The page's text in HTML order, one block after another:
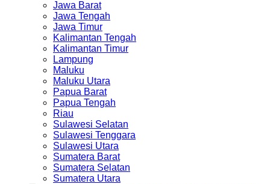
Jawa Barat
Jawa Tengah
Jawa Timur
Kalimantan Tengah
Kalimantan Timur
Lampung
Maluku
Maluku Utara
Papua Barat
Papua Tengah
Riau
Sulawesi Selatan
Sulawesi Tenggara
Sulawesi Utara
Sumatera Barat
Sumatera Selatan
Sumatera Utara